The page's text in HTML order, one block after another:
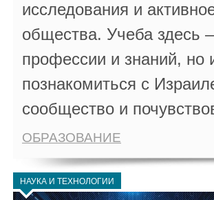
исследования и
общества. Учеба здесь
профессии и знаний, но
познакомиться с
сообщество и
ОБРАЗОВАНИЕ
НАУКА И ТЕХНОЛОГИИ